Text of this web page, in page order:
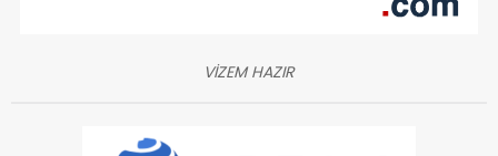
VİZEM HAZIR